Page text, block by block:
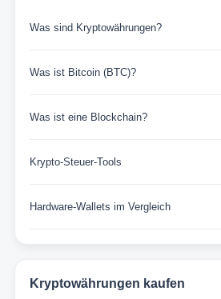
Was sind Kryptowährungen?
Was ist Bitcoin (BTC)?
Was ist eine Blockchain?
Krypto-Steuer-Tools
Hardware-Wallets im Vergleich
Kryptowährungen kaufen